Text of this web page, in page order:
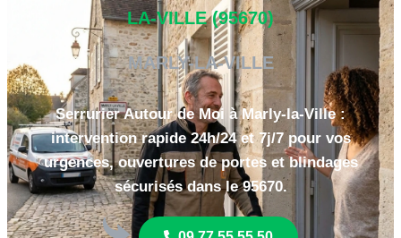
LA-VILLE (95670)
MARLY-LA-VILLE
Serrurier Autour de Moi à Marly-la-Ville :
intervention rapide 24h/24 et 7j/7 pour vos
urgences, ouvertures de portes et blindages
sécurisés dans le 95670.